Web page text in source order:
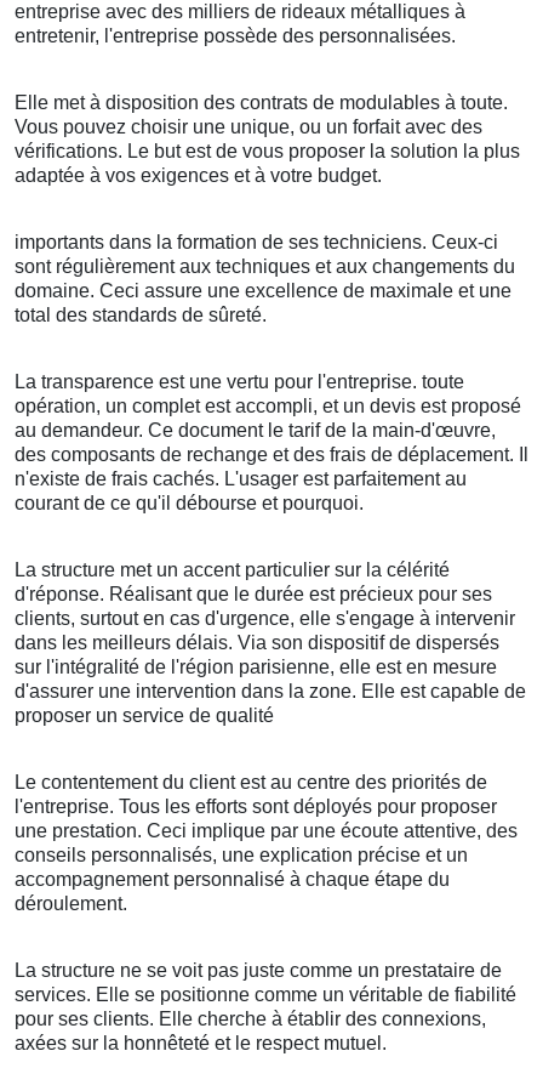
entreprise avec des milliers de rideaux métalliques à
entretenir, l'entreprise possède des personnalisées.
Elle met à disposition des contrats de modulables à toute.
Vous pouvez choisir une unique, ou un forfait avec des
vérifications. Le but est de vous proposer la solution la plus
adaptée à vos exigences et à votre budget.
importants dans la formation de ses techniciens. Ceux-ci
sont régulièrement aux techniques et aux changements du
domaine. Ceci assure une excellence de maximale et une
total des standards de sûreté.
La transparence est une vertu pour l'entreprise. toute
opération, un complet est accompli, et un devis est proposé
au demandeur. Ce document le tarif de la main-d'œuvre,
des composants de rechange et des frais de déplacement. Il
n'existe de frais cachés. L'usager est parfaitement au
courant de ce qu'il débourse et pourquoi.
La structure met un accent particulier sur la célérité
d'réponse. Réalisant que le durée est précieux pour ses
clients, surtout en cas d'urgence, elle s'engage à intervenir
dans les meilleurs délais. Via son dispositif de dispersés
sur l'intégralité de l'région parisienne, elle est en mesure
d'assurer une intervention dans la zone. Elle est capable de
proposer un service de qualité
Le contentement du client est au centre des priorités de
l'entreprise. Tous les efforts sont déployés pour proposer
une prestation. Ceci implique par une écoute attentive, des
conseils personnalisés, une explication précise et un
accompagnement personnalisé à chaque étape du
déroulement.
La structure ne se voit pas juste comme un prestataire de
services. Elle se positionne comme un véritable de fiabilité
pour ses clients. Elle cherche à établir des connexions,
axées sur la honnêteté et le respect mutuel.